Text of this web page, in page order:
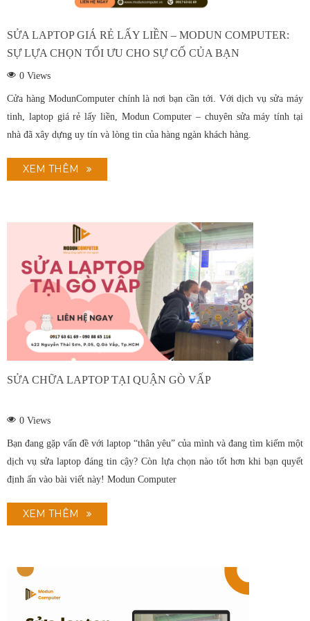
SỬA LAPTOP GIÁ RẺ LẤY LIỀN – MODUN COMPUTER:
SỰ LỰA CHỌN TỐI ƯU CHO SỰ CỐ CỦA BẠN
0 Views
Cửa hàng ModunComputer chính là nơi bạn cần tới. Với dịch vụ sửa máy
tinh, laptop giá rẻ lấy liền, Modun Computer – chuyên sửa máy tính tại
nhà đã xây dựng uy tín và lòng tin của hàng ngàn khách hàng.
XEM THÊM
SỬA CHỮA LAPTOP TẠI QUẬN GÒ VẤP
0 Views
Bạn đang gặp vấn đề với laptop “thân yêu” của mình và đang tìm kiếm một
dịch vụ sửa laptop đáng tin cậy? Còn lựa chọn nào tốt hơn khi bạn quyết
định ấn vào bài viết này! Modun Computer
XEM THÊM